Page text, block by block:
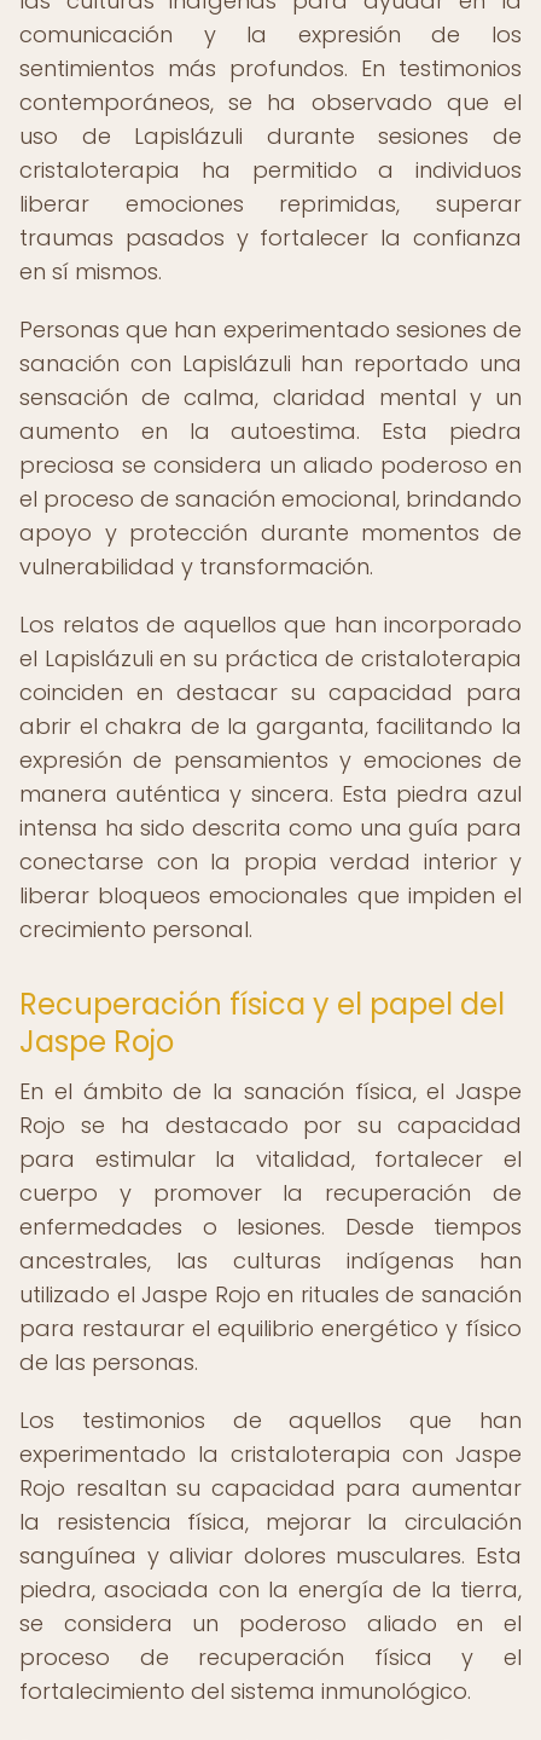
comunicación y la expresión de los
sentimientos más profundos. En testimonios
contemporáneos, se ha observado que el
uso de Lapislázuli durante sesiones de
cristaloterapia ha permitido a individuos
liberar emociones reprimidas, superar
traumas pasados y fortalecer la confianza
en sí mismos.
Personas que han experimentado sesiones de
sanación con Lapislázuli han reportado una
sensación de calma, claridad mental y un
aumento en la autoestima. Esta piedra
preciosa se considera un aliado poderoso en
el proceso de sanación emocional, brindando
apoyo y protección durante momentos de
vulnerabilidad y transformación.
Los relatos de aquellos que han incorporado
el Lapislázuli en su práctica de cristaloterapia
coinciden en destacar su capacidad para
abrir el chakra de la garganta, facilitando la
expresión de pensamientos y emociones de
manera auténtica y sincera. Esta piedra azul
intensa ha sido descrita como una guía para
conectarse con la propia verdad interior y
liberar bloqueos emocionales que impiden el
crecimiento personal.
Recuperación física y el papel del
Jaspe Rojo
En el ámbito de la sanación física, el Jaspe
Rojo se ha destacado por su capacidad
para estimular la vitalidad, fortalecer el
cuerpo y promover la recuperación de
enfermedades o lesiones. Desde tiempos
ancestrales, las culturas indígenas han
utilizado el Jaspe Rojo en rituales de sanación
para restaurar el equilibrio energético y físico
de las personas.
Los testimonios de aquellos que han
experimentado la cristaloterapia con Jaspe
Rojo resaltan su capacidad para aumentar
la resistencia física, mejorar la circulación
sanguínea y aliviar dolores musculares. Esta
piedra, asociada con la energía de la tierra,
se considera un poderoso aliado en el
proceso de recuperación física y el
fortalecimiento del sistema inmunológico.